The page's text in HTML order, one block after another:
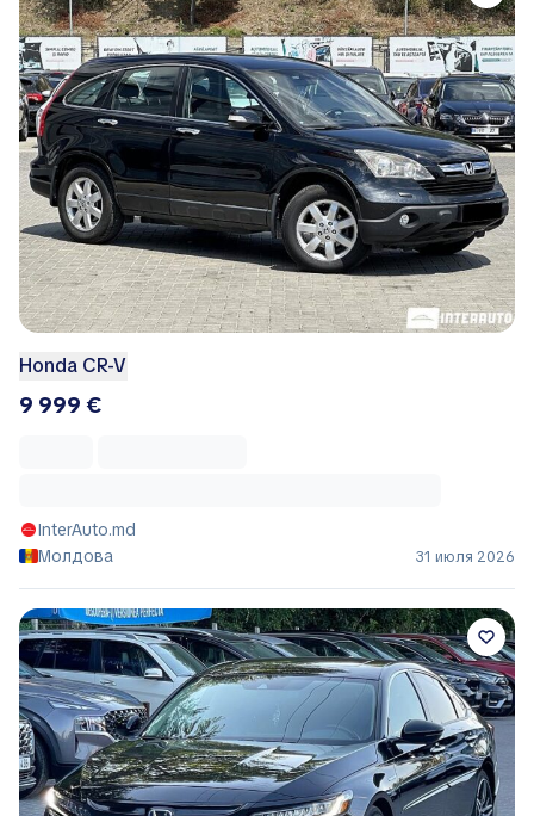
Honda CR-V
9 999 €
InterAuto.md
Молдова
31 июля 2026